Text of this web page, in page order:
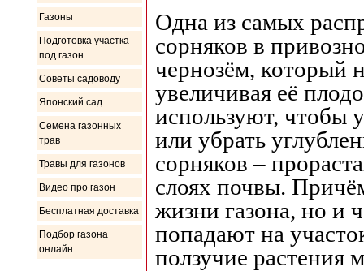
Газоны
Подготовка участка
под газон
Советы садоводу
Японский сад
Семена газонных
трав
Травы для газонов
Видео про газон
Бесплатная доставка
Подбор газона
онлайн
Одна из самых
сорняков в
чернозём, который
увеличивая её
используют, чтобы
или убрать
сорняков –
слоях почвы.
жизни газона, но и
попадают на
ползучие растения